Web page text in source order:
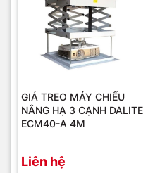
GIÁ TREO MÁY CHIẾU
NÂNG HẠ 3 CẠNH DALITE
ECM40-A 4M
Liên hệ